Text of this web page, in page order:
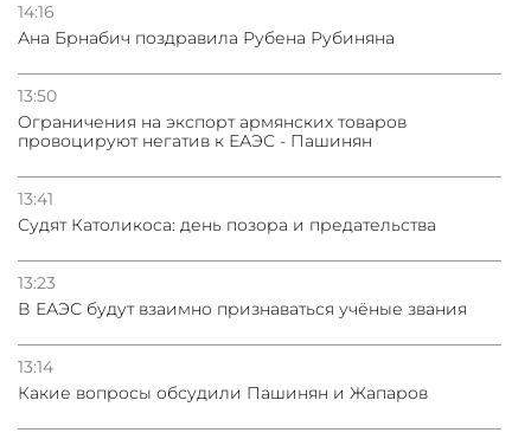
14:16
Ана Брнабич поздравила Рубена Рубиняна
13:50
Oграничения на экспорт армянских товаров
провоцируют негатив к ЕАЭС - Пашинян
13:41
Судят Католикоса: день позора и предательства
13:23
В ЕАЭС будут взаимно признаваться учёные звания
13:14
Какие вопросы обсудили Пашинян и Жапаров